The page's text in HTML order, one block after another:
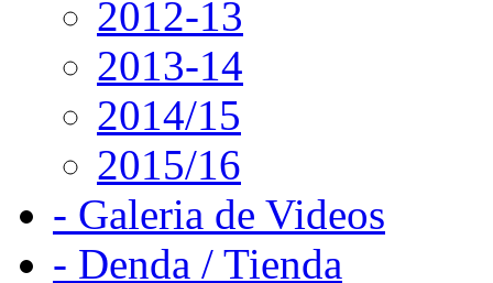
2012-13
2013-14
2014/15
2015/16
- Galeria de Videos
- Denda / Tienda